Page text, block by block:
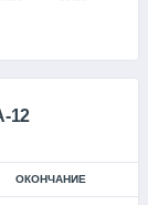
12
ОКОНЧАНИЕ